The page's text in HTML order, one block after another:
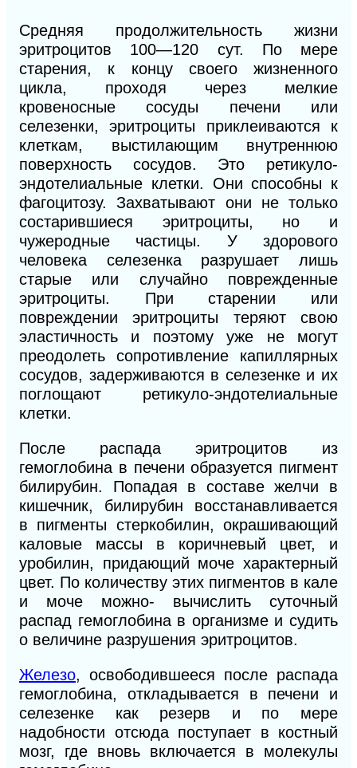
Средняя продолжительность жизни
эритроцитов 100—120 сут. По мере
старения, к концу своего жизненного
цикла, проходя через мелкие
кровеносные сосуды печени или
селезенки, эритроциты приклеиваются к
клеткам, выстилающим внутреннюю
поверхность сосудов. Это ретикуло-
эндотелиальные клетки. Они способны к
фагоцитозу. Захватывают они не только
состарившиеся эритроциты, но и
чужеродные частицы. У здорового
человека селезенка разрушает лишь
старые или случайно поврежденные
эритроциты. При старении или
повреждении эритроциты теряют свою
эластичность и поэтому уже не могут
преодолеть сопротивление капиллярных
сосудов, задерживаются в селезенке и их
поглощают ретикуло-эндотелиальные
клетки.
После распада эритроцитов из
гемоглобина в печени образуется пигмент
билирубин. Попадая в составе желчи в
кишечник, билирубин восстанавливается
в пигменты стеркобилин, окрашивающий
каловые массы в коричневый цвет, и
уробилин, придающий моче характерный
цвет. По количеству этих пигментов в кале
и моче можно- вычислить суточный
распад гемоглобина в организме и судить
о величине разрушения эритроцитов.
Железо, освободившееся после распада
гемоглобина, откладывается в печени и
селезенке как резерв и по мере
надобности отсюда поступает в костный
мозг, где вновь включается в молекулы